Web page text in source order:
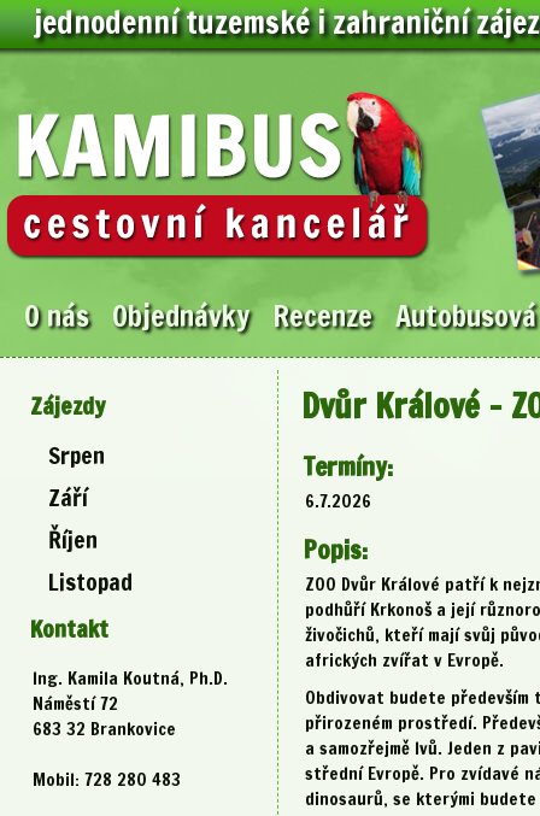
jednodenní tuzemské i zahraniční
O nás Objednávky Recenze
Zájezdy
Srpen
Září
Říjen
Listopad
Kontakt
Ing. Kamila Koutná, Ph.D.
Náměstí 72
683 32 Brankovice
Mobil: 728 280 483
Dvůr Králové –
Termíny:
6.7.2026
Popis:
ZOO Dvůr Králové patří k
podhůří Krkonoš a její
živočichů, kteří mají svůj
afrických zvířat v Evropě.
Obdivovat budete
přirozeném prostředí.
a samozřejmě lvů. Jeden z
střední Evropě. Pro zvídavé
dinosaurů, se kterými